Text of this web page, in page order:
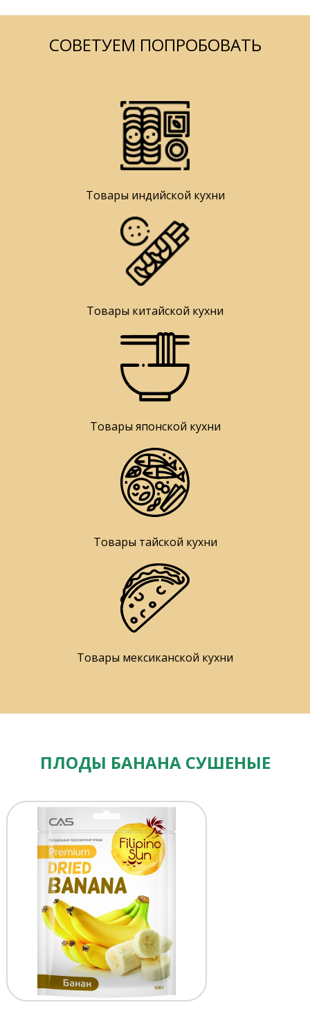
СОВЕТУЕМ ПОПРОБОВАТЬ
Товары индийской кухни
Товары китайской кухни
Товары японской кухни
Товары тайской кухни
Товары мексиканской кухни
ПЛОДЫ БАНАНА СУШЕНЫЕ